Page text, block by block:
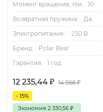
Момент вращения, Нм:
10
Возвратная пружина:
Да
Электропитание.:
230 В
Бренд:
Polar Bear
Гарантия:
1 год
12 235,44 ₽ 14 566₽
- 15%
Экономия 2 330,56 ₽